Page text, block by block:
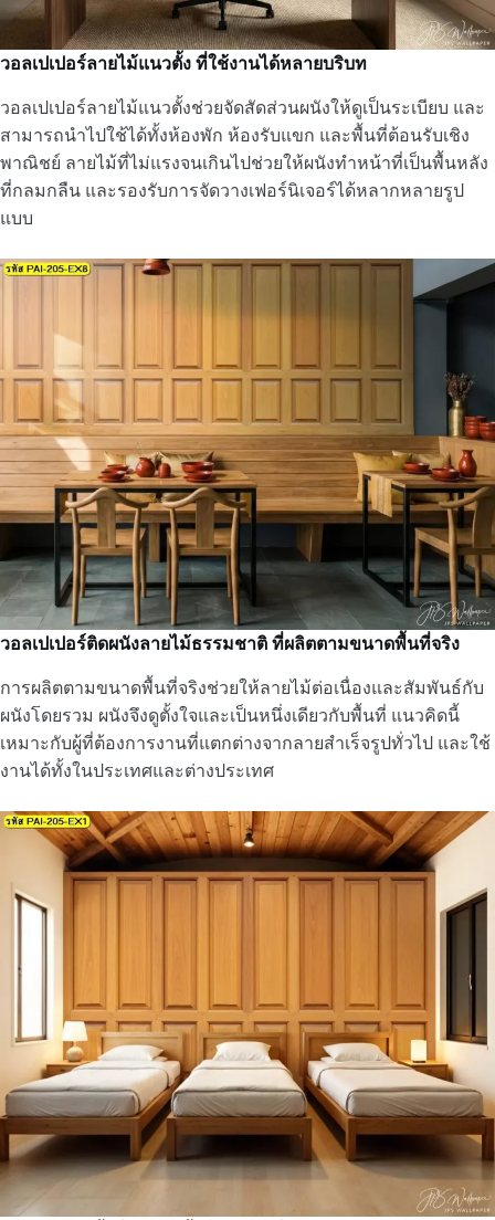
วอลเปเปอร์ลายไม้แนวตั้ง ที่ใช้งานได้หลายบริบท
วอลเปเปอร์ลายไม้แนวตั้งช่วยจัดสัดส่วนผนังให้ดูเป็นระเบียบ และ
สามารถนำไปใช้ได้ทั้งห้องพัก ห้องรับแขก และพื้นที่ต้อนรับเชิง
พาณิชย์ ลายไม้ที่ไม่แรงจนเกินไปช่วยให้ผนังทำหน้าที่เป็นพื้นหลัง
ที่กลมกลืน และรองรับการจัดวางเฟอร์นิเจอร์ได้หลากหลายรูป
แบบ
วอลเปเปอร์ติดผนังลายไม้ธรรมชาติ ที่ผลิตตามขนาดพื้นที่จริง
การผลิตตามขนาดพื้นที่จริงช่วยให้ลายไม้ต่อเนื่องและสัมพันธ์กับ
ผนังโดยรวม ผนังจึงดูตั้งใจและเป็นหนึ่งเดียวกับพื้นที่ แนวคิดนี้
เหมาะกับผู้ที่ต้องการงานที่แตกต่างจากลายสำเร็จรูปทั่วไป และใช้
งานได้ทั้งในประเทศและต่างประเทศ